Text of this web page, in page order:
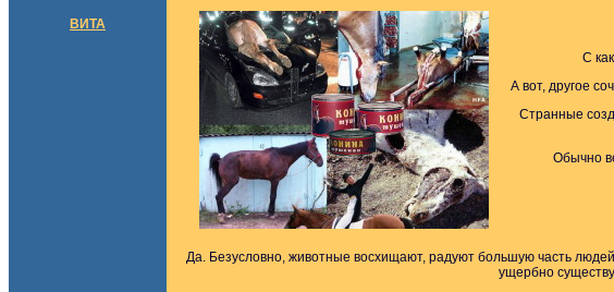
ВИТА
С
А вот, другое
Странные
Обычно
Да. Безусловно, животные восхищают, радуют большую часть
ущербно